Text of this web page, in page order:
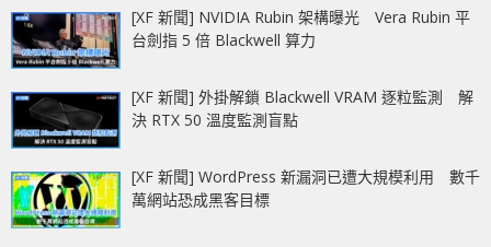
[XF 新聞] NVIDIA Rubin 架構曝光 Vera Rubin 平
台劍指 5 倍 Blackwell 算力
[XF 新聞] 外掛解鎖 Blackwell VRAM 逐粒監測 解
決 RTX 50 溫度監測盲點
[XF 新聞] WordPress 新漏洞已遭大規模利用 數千
萬網站恐成黑客目標